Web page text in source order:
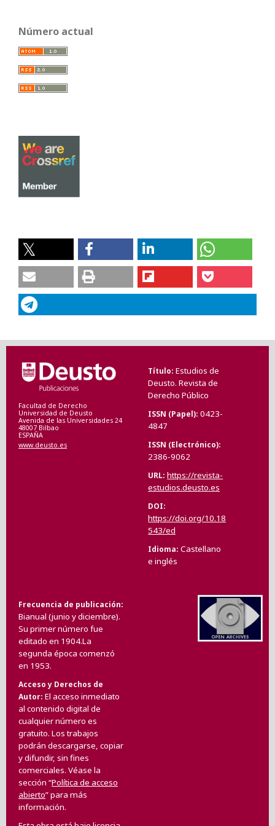
Número actual
Facultad de Derecho
Universidad de Deusto
Avenida de las Universidades 24
48007 Bilbao
ESPAÑA
www.deusto.es
Título Estudios de
Deusto. Revista de
Derecho Público
ISSN (Papel) 0423-
4847
ISSN (Electrónico)
2386-9062
URL https://revista-
estudios.deusto.es
DOI
https://doi.org/10.18
543/ed
Idioma Castellano
e inglés
Frecuencia de publicación
Bianual (junio y diciembre).
Su primer número fue
editado en 1904.La
segunda época comenzó
en 1953.
Acceso y Derechos de
Autor El acceso inmediato
al contenido digital de
cualquier número es
gratuito. Los trabajos
podrán descargarse, copiar
y difundir, sin fines
comerciales. Véase la
sección “Política de acceso
abierto” para más
información.